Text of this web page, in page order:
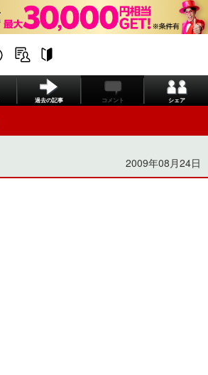
過去の記事 コメント シェア
2009年08月24日